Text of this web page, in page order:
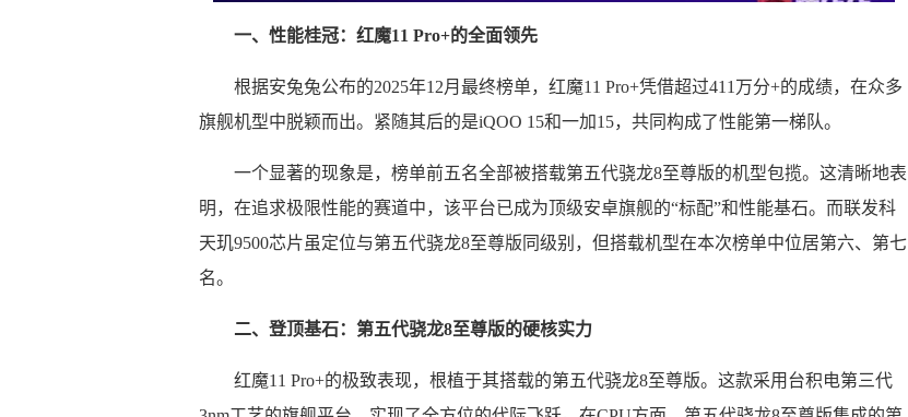
一、性能桂冠：红魔11 Pro+的全面领先
根据安兔兔公布的2025年12月最终榜单，红魔11 Pro+凭借超过411万分+的成绩，在众多
旗舰机型中脱颖而出。紧随其后的是iQOO 15和一加15，共同构成了性能第一梯队。
一个显著的现象是，榜单前五名全部被搭载第五代骁龙8至尊版的机型包揽。这清晰地表
明，在追求极限性能的赛道中，该平台已成为顶级安卓旗舰的“标配”和性能基石。而联发科
天玑9500芯片虽定位与第五代骁龙8至尊版同级别，但搭载机型在本次榜单中位居第六、第七
名。
二、登顶基石：第五代骁龙8至尊版的硬核实力
红魔11 Pro+的极致表现，根植于其搭载的第五代骁龙8至尊版。这款采用台积电第三代